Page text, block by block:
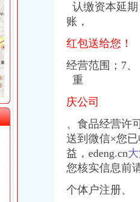
新闻-湖北省地方税务局
工商代办/代账会计/公司注册结
泉州易登网
务周到_志趣网
线
册、年检、变更,广州大
认定做账报税！_【会计服务】
册可提供地址-直辖市重庆专利
解决为您省钱省心_志趣网
,广州大坪企业管理有限
58同城
认缴资本延
账，
红包送给您！
经营范围；7
重
庆公司
、 食品经营许
送到微信×您
益， edeng.cn
您核实信息前
个体户注册、